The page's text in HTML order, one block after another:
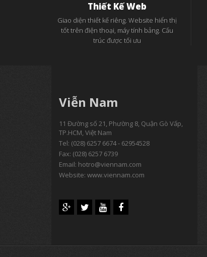
Thiết Kế Web
Giao diện thiết kế riêng. Website hiển thị
tốt trên điện thoại, máy tính bảng. Cấu
trúc được tối ưu
Viễn Nam
11 Đường số 21, Phường 8, Quận Gò Vấp,
TP.HCM, Việt Nam
Tel: (028) 6257 6674 - 62954528
Fax: (028) 6257 6739
Email: hotro@viennam.com
Website: www.viennam.com